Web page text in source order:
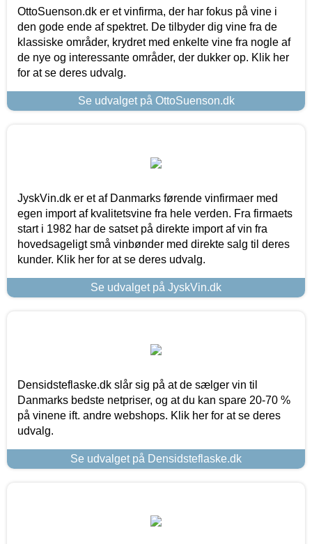
OttoSuenson.dk er et vinfirma, der har fokus på vine i
den gode ende af spektret. De tilbyder dig vine fra de
klassiske områder, krydret med enkelte vine fra nogle af
de nye og interessante områder, der dukker op. Klik her
for at se deres udvalg.
Se udvalget på OttoSuenson.dk
JyskVin.dk er et af Danmarks førende vinfirmaer med
egen import af kvalitetsvine fra hele verden. Fra firmaets
start i 1982 har de satset på direkte import af vin fra
hovedsageligt små vinbønder med direkte salg til deres
kunder. Klik her for at se deres udvalg.
Se udvalget på JyskVin.dk
Densidsteflaske.dk slår sig på at de sælger vin til
Danmarks bedste netpriser, og at du kan spare 20-70 %
på vinene ift. andre webshops. Klik her for at se deres
udvalg.
Se udvalget på Densidsteflaske.dk